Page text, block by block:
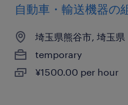
自動車・輸送機器の
埼玉県熊谷市, 埼玉県
temporary
¥1500.00 per hour